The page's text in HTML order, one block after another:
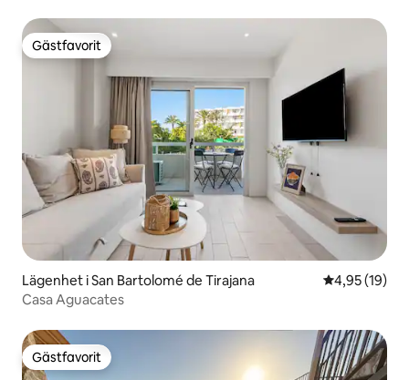
Gästfavorit
Gästfavorit
Lägenhet i San Bartolomé de Tirajana 4,95 av 5 i
4,95 (19)
Casa Aguacates
Gästfavorit
Gästfavorit